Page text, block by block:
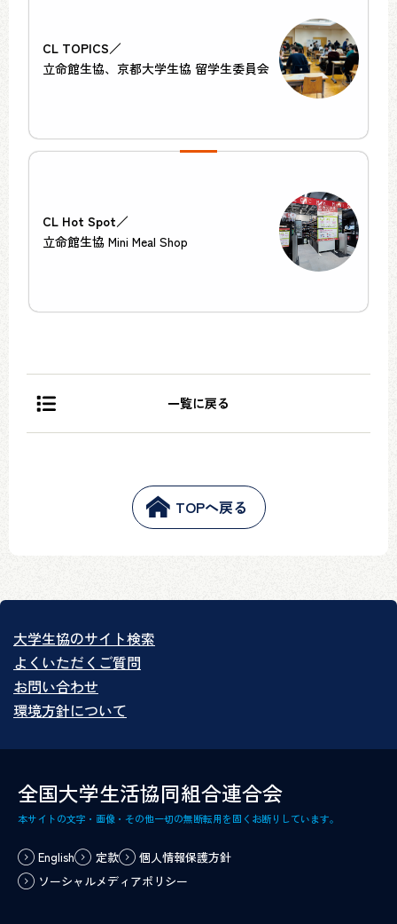
CL TOPICS／
立命館生協、京都大学生協 留学生委員会
CL Hot Spot／
立命館生協 Mini Meal Shop
一覧に戻る
TOPへ戻る
大学生協のサイト検索
よくいただくご質問
お問い合わせ
環境方針について
English 定款
個人情報保護方針
ソーシャルメディアポリシー
全国大学生活協同組合連合会
本サイトの文字・画像・その他一切の無断転用を固くお断りしています。